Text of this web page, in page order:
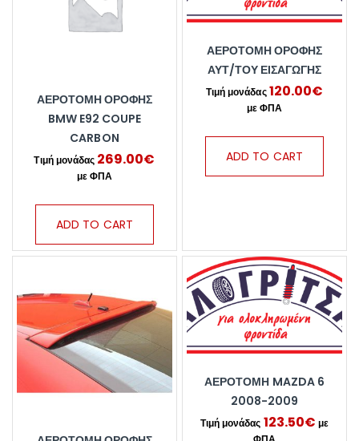
ΑΕΡΟΤΟΜΗ ΟΡΟΦΗΣ
BMW E92 COUPE
CARBON
269.00€
ADD TO CART
ΑΕΡΟΤΟΜΗ ΟΡΟΦΗΣ
ΑΥΤ/ΤΟΥ ΕΙΣΑΓΩΓΗΣ
120.00€
ADD TO CART
ΑΕΡΟΤΟΜΗ MAZDA 6
2008-2009
123.50€